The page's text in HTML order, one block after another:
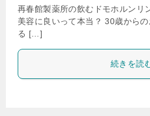
再春館製薬所の飲むドモホルンリ
美容に良いって本当？ 30歳から
る […]
続きを読